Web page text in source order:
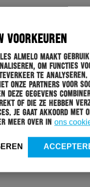
VOORKEUREN
Almelo maakt
om functies
te analyseren.
onze partners voor
deze gegevens
of die ze hebben
Je gaat akkoord met
meer over in ons